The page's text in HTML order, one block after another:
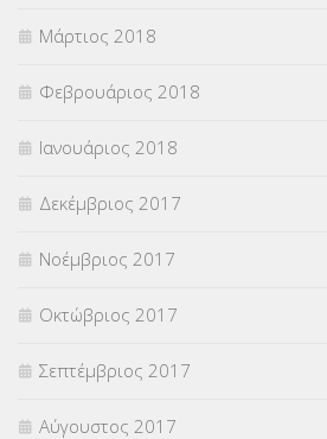
Μάρτιος 2018
Φεβρουάριος 2018
Ιανουάριος 2018
Δεκέμβριος 2017
Νοέμβριος 2017
Οκτώβριος 2017
Σεπτέμβριος 2017
Αύγουστος 2017